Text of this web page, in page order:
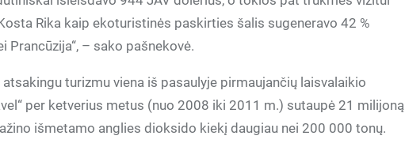
Rika kaip ekoturistinės paskirties šalis sugeneravo 42 %
Prancūzija“, – sako pašnekovė.
turizmu viena iš pasaulyje pirmaujančių laisvalaikio
per ketverius metus (nuo 2008 iki 2011 m.) sutaupė 21 milijoną
išmetamo anglies dioksido kiekį daugiau nei 200 000 tonų.